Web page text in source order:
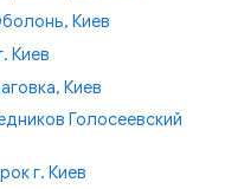
Киев
Киев
Киев
Голосеевский
г. Киев